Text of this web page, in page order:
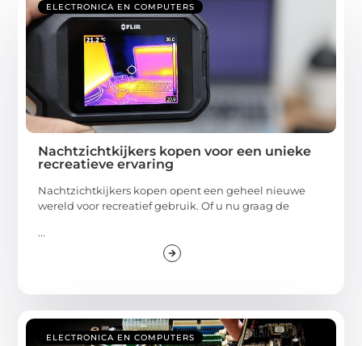
ELECTRONICA EN COMPUTERS
Nachtzichtkijkers kopen voor een unieke
recreatieve ervaring
Nachtzichtkijkers kopen opent een geheel nieuwe
wereld voor recreatief gebruik. Of u nu graag de
...
ELECTRONICA EN COMPUTERS